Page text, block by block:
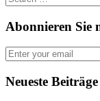
Abonnieren Sie
Neueste Beiträge